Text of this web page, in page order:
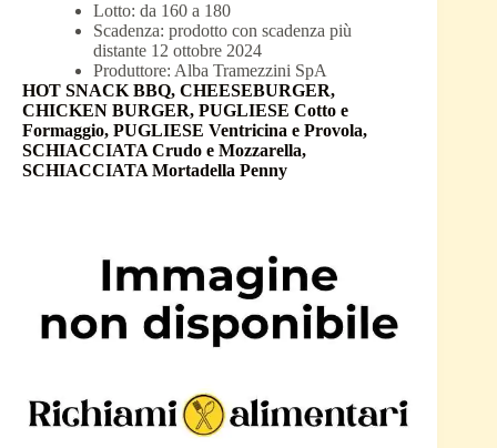
Lotto: da 160 a 180
Scadenza: prodotto con scadenza più
distante 12 ottobre 2024
Produttore: Alba Tramezzini SpA
HOT SNACK BBQ, CHEESEBURGER,
CHICKEN BURGER, PUGLIESE Cotto e
Formaggio, PUGLIESE Ventricina e Provola,
SCHIACCIATA Crudo e Mozzarella,
SCHIACCIATA Mortadella Penny